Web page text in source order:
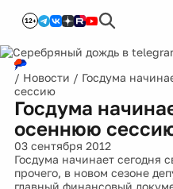
12+
/ Новости / Госдума
сессию
Госдума
осеннюю
03 сентября 2012
Госдума начинает сегодня
прочего, в новом сезоне
главный финансовый